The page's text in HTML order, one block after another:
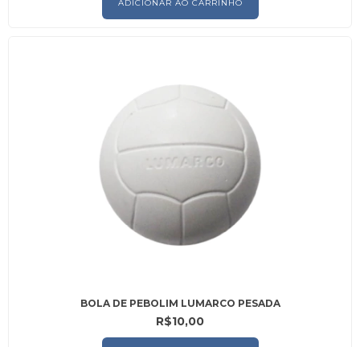
BOLA DE PEBOLIM LUMARCO PESADA
R$10,00